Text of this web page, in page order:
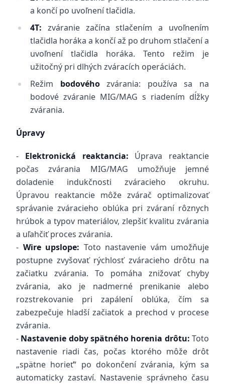
a končí po uvoľnení tlačidla.
4T: zváranie začína stlačením a uvoľnením
tlačidla horáka a končí až po druhom stlačení a
uvoľnení tlačidla horáka. Tento režim je
užitočný pri dlhých zváracích operáciách.
Režim bodovéhozvárania: používa sa na
bodové zváranie MIG/MAG s riadením dĺžky
zvárania.
Úpravy
- Elektronická reaktancia: Úprava reaktancie
počas zvárania MIG/MAG umožňuje jemné
doladenie indukčnosti zváracieho okruhu.
Úpravou reaktancie môže zvárač optimalizovať
správanie zváracieho oblúka pri zváraní rôznych
hrúbok a typov materiálov, zlepšiť kvalitu zvárania
a uľahčiť proces zvárania.
- Wire upslope: Toto nastavenie vám umožňuje
postupne zvyšovať rýchlosť zváracieho drôtu na
začiatku zvárania. To pomáha znižovať chyby
zvárania, ako je nadmerné prenikanie alebo
rozstrekovanie pri zapálení oblúka, čím sa
zabezpečuje hladší začiatok a prechod v procese
zvárania.
- Nastavenie doby spätného horenia drôtu: Toto
nastavenie riadi čas, počas ktorého môže drôt
„spätne horieť“ po dokončení zvárania, kým sa
automaticky zastaví. Nastavenie správneho času